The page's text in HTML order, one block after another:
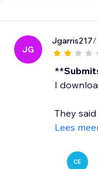
JG
Jgarris217/
I
They
Lees
CE